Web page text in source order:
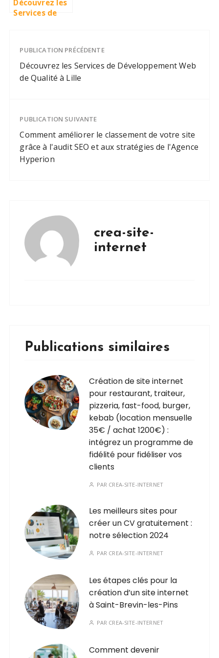
Découvrez les
Services de
PUBLICATION PRÉCÉDENTE
Découvrez les Services de Développement Web
de Qualité à Lille
PUBLICATION SUIVANTE
Comment améliorer le classement de votre site
grâce à l'audit SEO et aux stratégies de l'Agence
Hyperion
crea-site-
internet
Publications similaires
Création de site internet
pour restaurant, traiteur,
pizzeria, fast-food, burger,
kebab (location mensuelle
35€ / achat 1200€) :
intégrez un programme de
fidélité pour fidéliser vos
clients
PAR CREA-SITE-INTERNET
Les meilleurs sites pour
créer un CV gratuitement :
notre sélection 2024
PAR CREA-SITE-INTERNET
Les étapes clés pour la
création d’un site internet
à Saint-Brevin-les-Pins
PAR CREA-SITE-INTERNET
Comment devenir